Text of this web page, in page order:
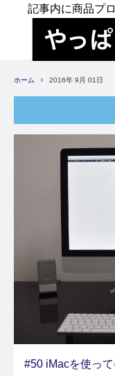
記事内に商品プ
ホーム 2016年 9月 01日
#50 iMacを使っ